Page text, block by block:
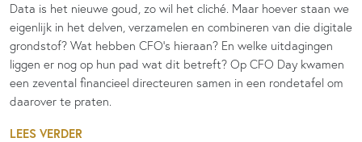
Data is het nieuwe goud, zo wil het cliché. Maar hoever staan we
eigenlijk in het delven, verzamelen en combineren van die digitale
grondstof? Wat hebben CFO’s hieraan? En welke uitdagingen
liggen er nog op hun pad wat dit betreft? Op CFO Day kwamen
een zevental financieel directeuren samen in een rondetafel om
daarover te praten.
LEES VERDER